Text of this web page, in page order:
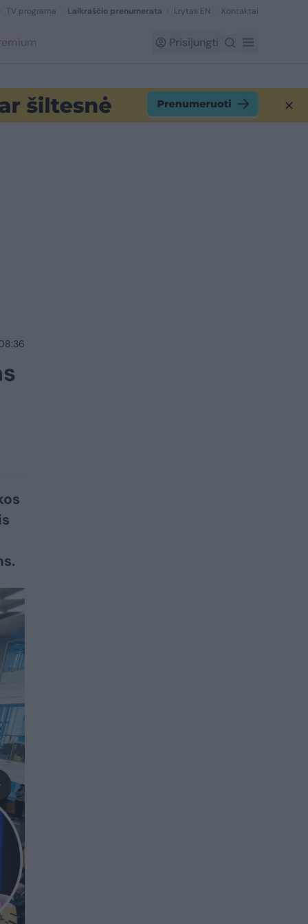
TV programa Laikraščio prenumerata Lrytas EN Kontaktai
Prisijungti